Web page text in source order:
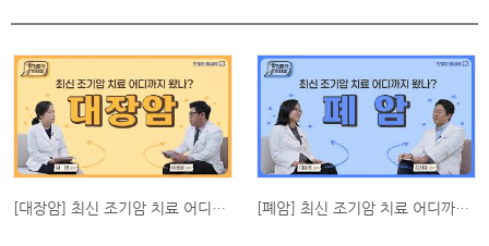
[대장암] 최신 조기암 치료 어디까지 왔나?_대장암 [폐암] 최신 조기암 치료 어디까지 왔나?_폐암